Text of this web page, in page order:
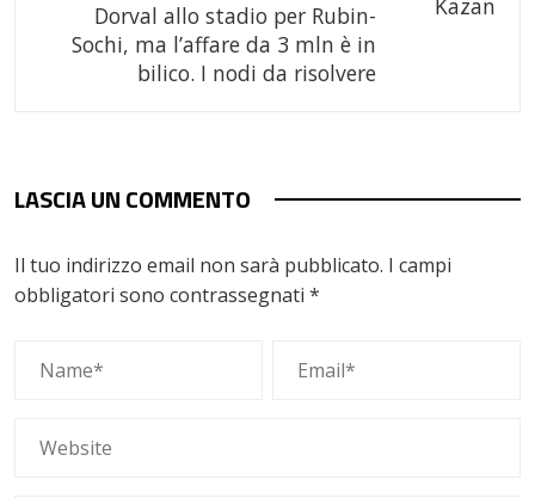
Dorval allo stadio per Rubin-
Sochi, ma l’affare da 3 mln è in
bilico. I nodi da risolvere
LASCIA UN COMMENTO
Il tuo indirizzo email non sarà pubblicato. I campi
obbligatori sono contrassegnati *